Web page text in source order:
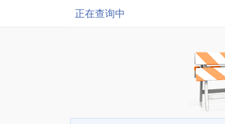
正在查询中